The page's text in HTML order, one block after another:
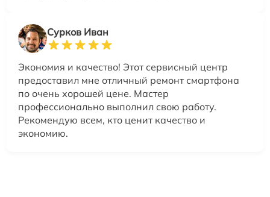
Сурков Иван
Экономия и качество! Этот сервисный центр
предоставил мне отличный ремонт смартфона
по очень хорошей цене. Мастер
профессионально выполнил свою работу.
Рекомендую всем, кто ценит качество и
экономию.